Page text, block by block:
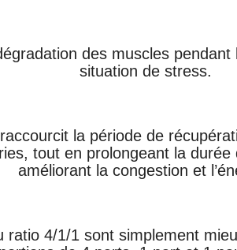
des muscles
situation de stress.
la période de
tout en prolongeant la
améliorant la congestion et
ratio 4/1/1 sont simplement